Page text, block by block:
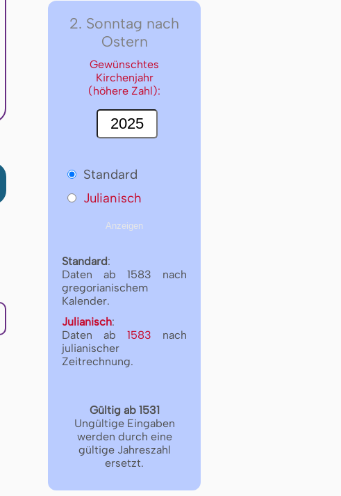
2. Sonntag nach
Ostern
Gewünschtes
Kirchenjahr
(höhere Zahl):
Standard
Julianisch
Standard:
Daten ab 1583 nach
gregorianischem
Kalender.
Julianisch:
Daten ab 1583 nach
julianischer
Zeitrechnung.
Gültig ab 1531
Ungültige Eingaben
werden durch eine
gültige Jahreszahl
ersetzt.